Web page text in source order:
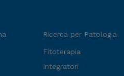
Ricerca per Patologia
Fitoterapia
Integratori